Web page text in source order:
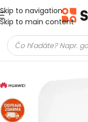
Skip to navigation
Skip to main content
Domov Meniče a batérie